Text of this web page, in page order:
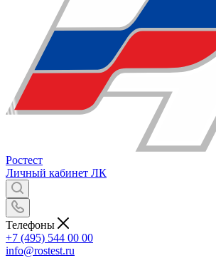
Ростест
Личный кабинет ЛК
Телефоны
+7 (495) 544 00 00
info@rostest.ru